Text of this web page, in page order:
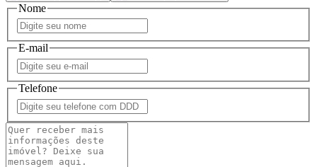
Nome
E-mail
Telefone